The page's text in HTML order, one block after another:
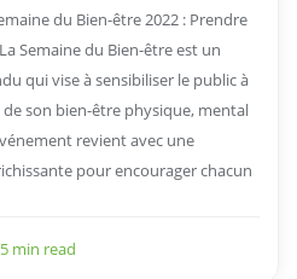
du Bien-être 2022 : Prendre
Semaine du Bien-être est un
qui vise à sensibiliser le public à
son bien-être physique, mental
revient avec une
pour encourager chacun
5 min read